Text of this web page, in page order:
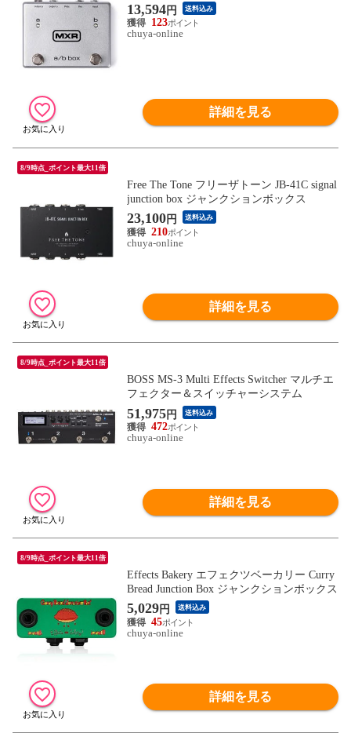
13,594円 送料込み
123
chuya-online
詳細を見る
8/9時点_ポイント最大11倍
Free The Tone フリーザトーン JB-41C signal
junction box ジャンクションボックス
23,100円 送料込み
210
chuya-online
詳細を見る
8/9時点_ポイント最大11倍
BOSS MS-3 Multi Effects Switcher マルチエ
フェクター＆スイッチャーシステム
51,975円 送料込み
472
chuya-online
詳細を見る
8/9時点_ポイント最大11倍
Effects Bakery エフェクツベーカリー Curry
Bread Junction Box ジャンクションボックス
5,029円 送料込み
45
chuya-online
詳細を見る